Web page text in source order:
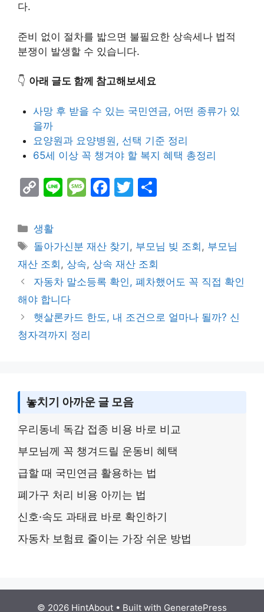
다.
준비 없이 절차를 밟으면 불필요한 상속세나 법적
분쟁이 발생할 수 있습니다.
👇 아래 글도 함께 참고해보세요
사망 후 받을 수 있는 국민연금, 어떤 종류가 있
을까
요양원과 요양병원, 선택 기준 정리
65세 이상 꼭 챙겨야 할 복지 혜택 총정리
C
p
y
Li
n
k
Li M
s
a
g
F
e
b
o
k
T
er e
Categories
생활
Tags
돌아가신분 재산 찾기 , 부모님 빚 조회 , 부모님
재산 조회 , 상속, 상속 재산 조회
자동차 말소등록 확인, 폐차했어도 꼭 직접 확인
해야 합니다
햇살론카드 한도, 내 조건으로 얼마나 될까? 신
청자격까지 정리
놓치기 아까운 글 모음
우리동네 독감 접종 비용 바로 비교
부모님께 꼭 챙겨드릴 운동비 혜택
급할 때 국민연금 활용하는 법
폐가구 처리 비용 아끼는 법
신호·속도 과태료 바로 확인하기
자동차 보험료 줄이는 가장 쉬운 방법
© 2026 HintAbout • Built with GeneratePress